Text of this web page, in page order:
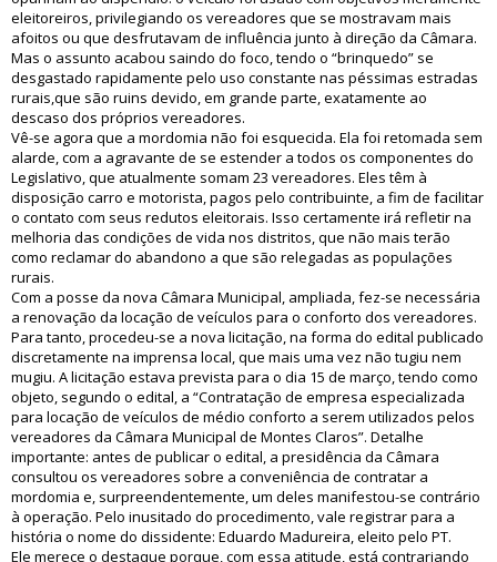
eleitoreiros, privilegiando os vereadores que se mostravam mais
afoitos ou que desfrutavam de influência junto à direção da Câmara.
Mas o assunto acabou saindo do foco, tendo o “brinquedo” se
desgastado rapidamente pelo uso constante nas péssimas estradas
rurais,que são ruins devido, em grande parte, exatamente ao
descaso dos próprios vereadores.
Vê-se agora que a mordomia não foi esquecida. Ela foi retomada sem
alarde, com a agravante de se estender a todos os componentes do
Legislativo, que atualmente somam 23 vereadores. Eles têm à
disposição carro e motorista, pagos pelo contribuinte, a fim de facilitar
o contato com seus redutos eleitorais. Isso certamente irá refletir na
melhoria das condições de vida nos distritos, que não mais terão
como reclamar do abandono a que são relegadas as populações
rurais.
Com a posse da nova Câmara Municipal, ampliada, fez-se necessária
a renovação da locação de veículos para o conforto dos vereadores.
Para tanto, procedeu-se a nova licitação, na forma do edital publicado
discretamente na imprensa local, que mais uma vez não tugiu nem
mugiu. A licitação estava prevista para o dia 15 de março, tendo como
objeto, segundo o edital, a “Contratação de empresa especializada
para locação de veículos de médio conforto a serem utilizados pelos
vereadores da Câmara Municipal de Montes Claros”. Detalhe
importante: antes de publicar o edital, a presidência da Câmara
consultou os vereadores sobre a conveniência de contratar a
mordomia e, surpreendentemente, um deles manifestou-se contrário
à operação. Pelo inusitado do procedimento, vale registrar para a
história o nome do dissidente: Eduardo Madureira, eleito pelo PT.
Ele merece o destaque porque, com essa atitude, está contrariando